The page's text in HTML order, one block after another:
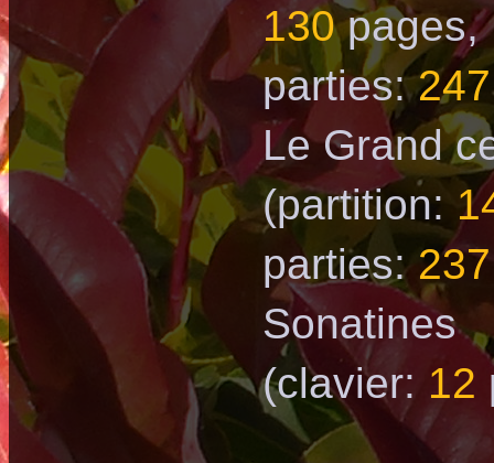
130pages,
parties:247
Le Grand
(partition:
parties:237
Sonatines
(clavier: 12